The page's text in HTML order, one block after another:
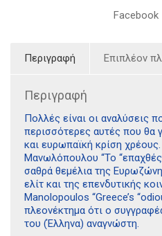
Facebook
Περιγραφή Επιπλέον
Περιγραφή
Πολλές είναι οι αναλύσεις
περισσότερες αυτές που θα
και ευρωπαϊκή κρίση χρέους.
Μανωλόπουλου “Το
σαθρά θεμέλια της
ελίτ και της επενδυτικής
Manolopoulos “Greece’s
πλεονέκτημα ότι ο
του (Έλληνα) αναγνώστη.